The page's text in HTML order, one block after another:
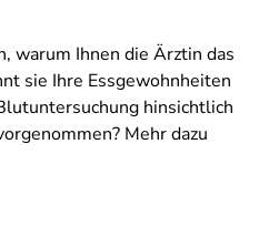
warum Ihnen die Ärztin das
sie Ihre Essgewohnheiten
hinsichtlich
Mehr dazu